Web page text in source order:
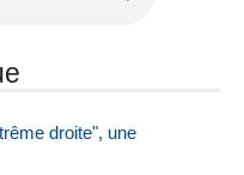
droite", une